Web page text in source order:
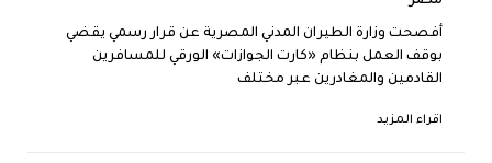
أفصحت وزارة الطيران المدني المصرية عن قرار رسمي يقضي
بوقف العمل بنظام «كارت الجوازات» الورقي للمسافرين
القادمين والمغادرين عبر مختلف
اقراء المزيد